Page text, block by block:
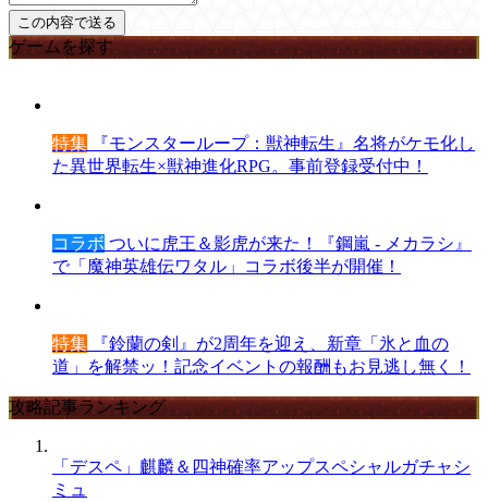
ゲームを探す
特集 『モンスターループ：獣神転生』名将がケモ化し
た異世界転生×獣神進化RPG。事前登録受付中！
コラボ ついに虎王＆影虎が来た！『鋼嵐 - メカラシ』
で「魔神英雄伝ワタル」コラボ後半が開催！
特集 『鈴蘭の剣』が2周年を迎え、新章「氷と血の
道」を解禁ッ！記念イベントの報酬もお見逃し無く！
攻略記事ランキング
「デスペ」麒麟＆四神確率アップスペシャルガチャシ
ミュ